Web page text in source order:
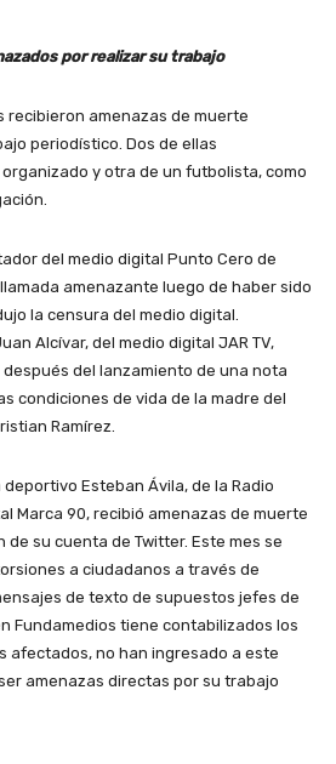
por realizar su trabajo
recibieron amenazas de muerte
periodístico. Dos de ellas
y otra de un futbolista, como
del medio digital Punto Cero de
amenazante luego de haber sido
la censura del medio digital.
Alcívar, del medio digital JAR TV,
del lanzamiento de una nota
condiciones de vida de la madre del
Ramírez.
Esteban Ávila, de la Radio
Marca 90, recibió amenazas de muerte
su cuenta de Twitter. Este mes se
a ciudadanos a través de
de texto de supuestos jefes de
Fundamedios tiene contabilizados los
afectados, no han ingresado a este
amenazas directas por su trabajo